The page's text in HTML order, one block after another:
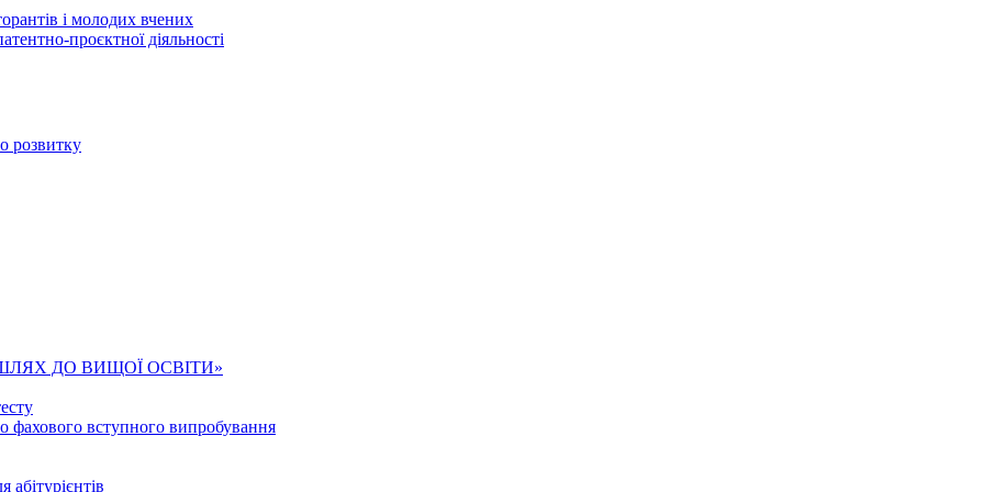
і молодих вчених
проєктної діяльності
розвитку
ДО ВИЩОЇ ОСВІТИ»
фахового вступного випробування
абітурієнтів